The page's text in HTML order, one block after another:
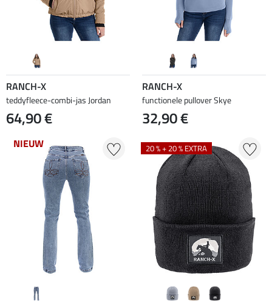
RANCH-X
teddyfleece-combi-jas Jordan
64,90 €
RANCH-X
functionele pullover Skye
32,90 €
NIEUW 20 % + 20 % EXTRA